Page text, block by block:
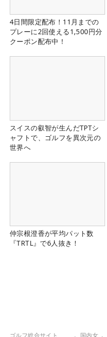
4日間限定配布！11月までの
プレーに2回使える1,500円分
クーポン配布中！
スイスの叡智が生んだTPTシ
ャフトで、ゴルフを異次元の
世界へ
仲宗根澄香が平均パット数
『TRTL』で6人抜き！
ゴルフ総合サイト
国内女